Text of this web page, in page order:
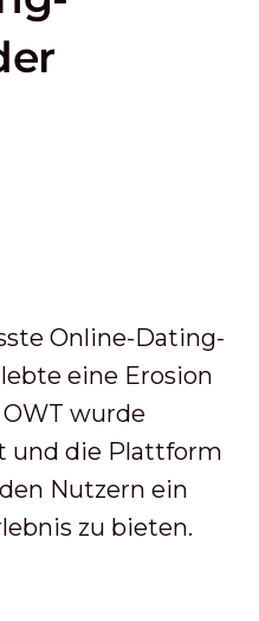
Online-Dating-
eine Erosion
wurde
und die Plattform
Nutzern ein
zu bieten.